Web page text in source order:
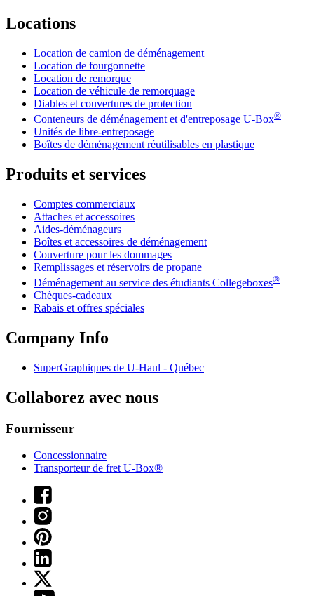
Locations
Location de camion de déménagement
Location de fourgonnette
Location de remorque
Location de véhicule de remorquage
Diables et couvertures de protection
Conteneurs de déménagement et d'entreposage U-Box®
Unités de libre-entreposage
Boîtes de déménagement réutilisables en plastique
Produits et services
Comptes commerciaux
Attaches et accessoires
Aides-déménageurs
Boîtes et accessoires de déménagement
Couverture pour les dommages
Remplissages et réservoirs de propane
Déménagement au service des étudiants Collegeboxes®
Chèques-cadeaux
Rabais et offres spéciales
Company Info
SuperGraphiques de U-Haul - Québec
Collaborez avec nous
Fournisseur
Concessionnaire
Transporteur de fret U-Box®